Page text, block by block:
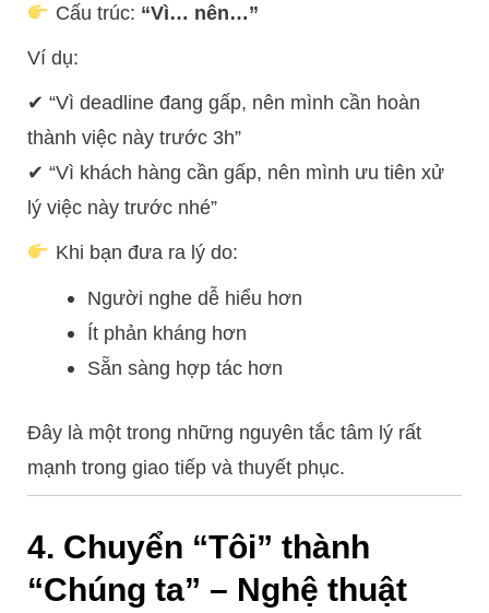
Cấu trúc: “Vì… nên…”
Ví dụ:
✔ “Vì deadline đang gấp, nên mình cần hoàn
thành việc này trước 3h”
✔ “Vì khách hàng cần gấp, nên mình ưu tiên xử
lý việc này trước nhé”
Khi bạn đưa ra lý do:
Người nghe dễ hiểu hơn
Ít phản kháng hơn
Sẵn sàng hợp tác hơn
Đây là một trong những nguyên tắc tâm lý rất
mạnh trong giao tiếp và thuyết phục.
4. Chuyển “Tôi” thành
“Chúng ta” – Nghệ thuật